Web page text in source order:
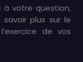
à votre question,
plus sur le
de vos